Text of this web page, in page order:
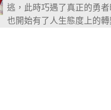
逃，此時巧遇了真正的勇
也開始有了人生態度上的